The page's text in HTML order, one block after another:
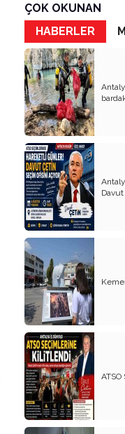
Katil Ağaçlar
Keşke Herkes
Yapsa
Veda
Avm’ler Sinek
Hangi
Çok Para, Çok
Geçen Yıldan
Yeni Yıl Duam
Çağımızın
Yürek Burkan
Organ Nakli ve
Görüşlerim
Suyumuz
Sözde Kadın
Engellilerimize
Öğretmenler
Sistemimiz
ÇOK OKUNAN
HABERLER